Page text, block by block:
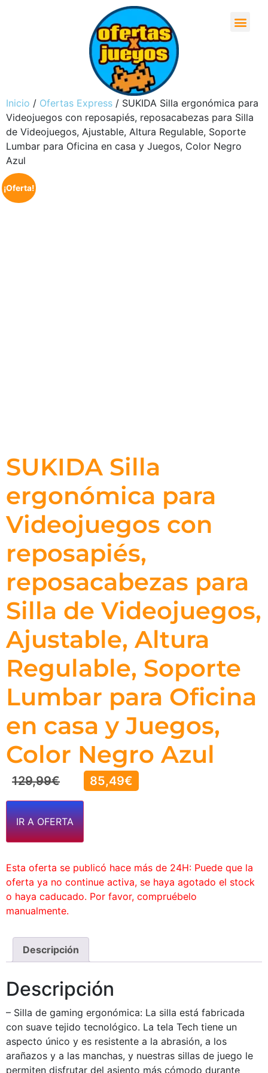
Inicio / Ofertas Express / SUKIDA Silla ergonómica para
Videojuegos con reposapiés, reposacabezas para Silla
de Videojuegos, Ajustable, Altura Regulable, Soporte
Lumbar para Oficina en casa y Juegos, Color Negro
Azul
¡Oferta!
SUKIDA Silla
ergonómica para
Videojuegos con
reposapiés,
reposacabezas para
Silla de Videojuegos,
Ajustable, Altura
Regulable, Soporte
Lumbar para Oficina
en casa y Juegos,
Color Negro Azul
129,99€ 85,49€
IR A OFERTA
Esta oferta se publicó hace más de 24H: Puede que la
oferta ya no continue activa, se haya agotado el stock
o haya caducado. Por favor, compruébelo
manualmente.
Descripción
Descripción
– Silla de gaming ergonómica: La silla está fabricada
con suave tejido tecnológico. La tela Tech tiene un
aspecto único y es resistente a la abrasión, a los
arañazos y a las manchas, y nuestras sillas de juego le
permiten disfrutar del asiento más cómodo durante